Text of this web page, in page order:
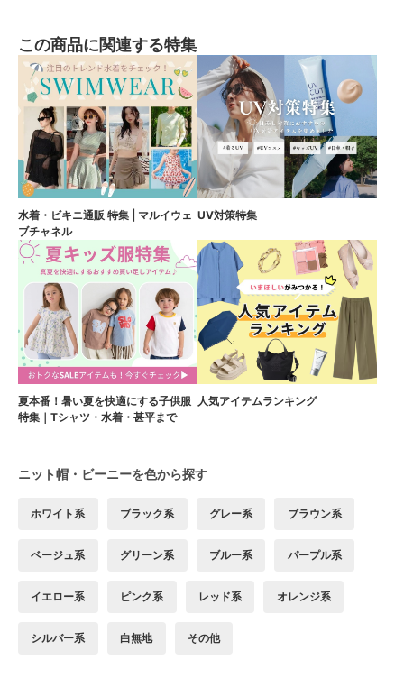
この商品に関連する特集
水着・ビキニ通販 特集 | マルイウェ
ブチャネル
UV対策特集
夏本番！暑い夏を快適にする子供服
特集｜Tシャツ・水着・甚平まで
人気アイテムランキング
ニット帽・ビーニーを色から探す
ホワイト系 ブラック系 グレー系 ブラウン系
ベージュ系 グリーン系 ブルー系 パープル系
イエロー系 ピンク系 レッド系 オレンジ系
シルバー系 白無地 その他